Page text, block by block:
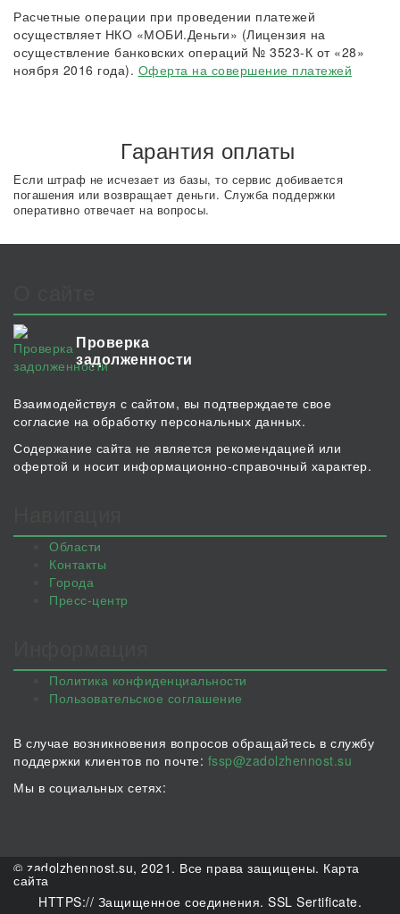
Расчетные операции при проведении платежей
осуществляет НКО «МОБИ.Деньги» (Лицензия на
осуществление банковских операций № 3523-К от «28»
ноября 2016 года). Оферта на совершение платежей
Гарантия оплаты
Если штраф не исчезает из базы, то сервис добивается
погашения или возвращает деньги. Служба поддержки
оперативно отвечает на вопросы.
Проверка
задолженности
Взаимодействуя с сайтом, вы подтверждаете свое
согласие на обработку персональных данных.
Содержание сайта не является рекомендацией или
офертой и носит информационно-справочный характер.
Области
Контакты
Города
Пресс-центр
Политика конфиденциальности
Пользовательское соглашение
В случае возникновения вопросов обращайтесь в службу
поддержки клиентов по почте: fssp@zadolzhennost.su
Мы в социальных сетях:
© zadolzhennost.su, 2021. Все права защищены. Карта
сайта
HTTPS:// Защищенное соединения. SSL Sertificate.